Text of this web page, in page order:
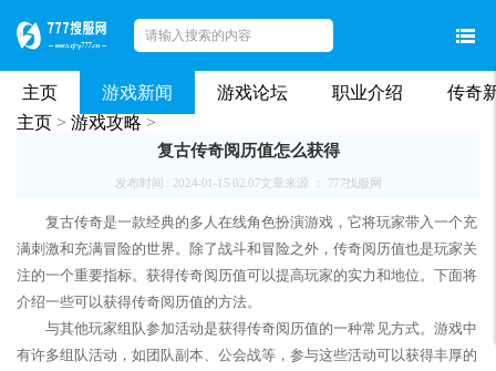
主页 游戏新闻 游戏论坛 职业介绍
传奇
主页 > 游戏攻略 >
复古传奇阅历值怎么获得
发布时间 : 2024-01-15 02:07文章来源 ： 777找服网
复古传奇是一款经典的多人在线角色扮演游戏，它将玩家带入一个充
满刺激和充满冒险的世界。除了战斗和冒险之外，传奇阅历值也是玩家关
注的一个重要指标。获得传奇阅历值可以提高玩家的实力和地位。下面将
介绍一些可以获得传奇阅历值的方法。
与其他玩家组队参加活动是获得传奇阅历值的一种常见方式。游戏中
有许多组队活动，如团队副本、公会战等，参与这些活动可以获得丰厚的